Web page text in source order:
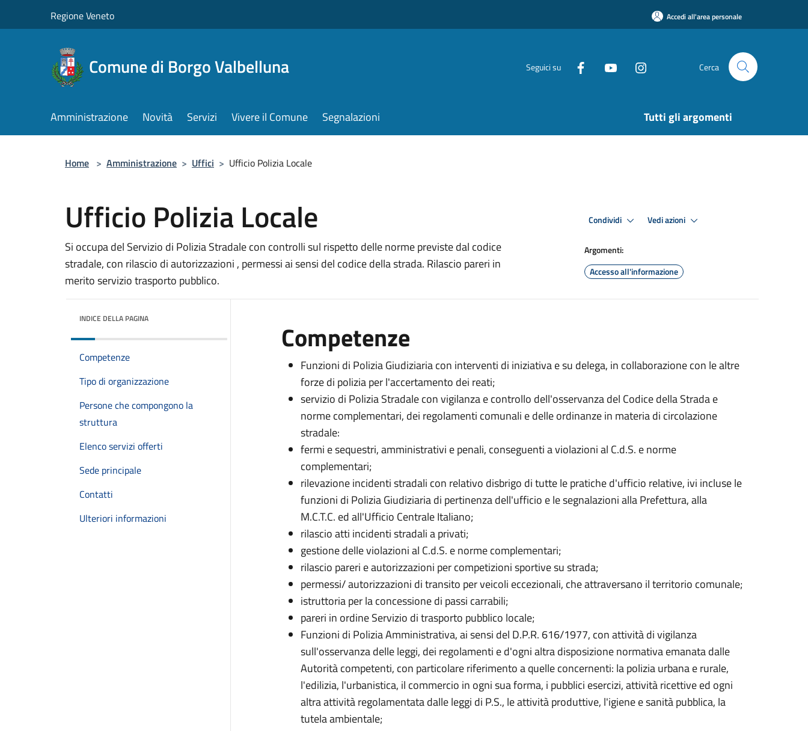
Regione Veneto Accedi all'area personale
Comune di Borgo Valbelluna Seguici su Cerca
Amministrazione Novità Servizi Vivere il Comune Segnalazioni Tutti gli argomenti
Home > Amministrazione > Uffici > Ufficio Polizia Locale
Ufficio Polizia Locale
Si occupa del Servizio di Polizia Stradale con controlli sul rispetto delle norme previste dal codice
stradale, con rilascio di autorizzazioni , permessi ai sensi del codice della strada. Rilascio pareri in
merito servizio trasporto pubblico.
Condividi Vedi azioni
Argomenti:
Accesso all'informazione
INDICE DELLA PAGINA
Competenze
Tipo di organizzazione
Persone che compongono la
struttura
Elenco servizi offerti
Sede principale
Contatti
Ulteriori informazioni
Competenze
Funzioni di Polizia Giudiziaria con interventi di iniziativa e su delega, in collaborazione con le altre
forze di polizia per l'accertamento dei reati;
servizio di Polizia Stradale con vigilanza e controllo dell'osservanza del Codice della Strada e
norme complementari, dei regolamenti comunali e delle ordinanze in materia di circolazione
stradale:
fermi e sequestri, amministrativi e penali, conseguenti a violazioni al C.d.S. e norme
complementari;
rilevazione incidenti stradali con relativo disbrigo di tutte le pratiche d'ufficio relative, ivi incluse le
funzioni di Polizia Giudiziaria di pertinenza dell'ufficio e le segnalazioni alla Prefettura, alla
M.C.T.C. ed all'Ufficio Centrale Italiano;
rilascio atti incidenti stradali a privati;
gestione delle violazioni al C.d.S. e norme complementari;
rilascio pareri e autorizzazioni per competizioni sportive su strada;
permessi/ autorizzazioni di transito per veicoli eccezionali, che attraversano il territorio comunale;
istruttoria per la concessione di passi carrabili;
pareri in ordine Servizio di trasporto pubblico locale;
Funzioni di Polizia Amministrativa, ai sensi del D.P.R. 616/1977, con attività di vigilanza
sull'osservanza delle leggi, dei regolamenti e d'ogni altra disposizione normativa emanata dalle
Autorità competenti, con particolare riferimento a quelle concernenti: la polizia urbana e rurale,
l'edilizia, l'urbanistica, il commercio in ogni sua forma, i pubblici esercizi, attività ricettive ed ogni
altra attività regolamentata dalle leggi di P.S., le attività produttive, l'igiene e sanità pubblica, la
tutela ambientale;